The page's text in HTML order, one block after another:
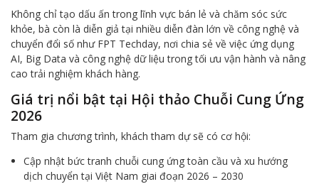
Không chỉ tạo dấu ấn trong lĩnh vực bán lẻ và chăm sóc sức
khỏe, bà còn là diễn giả tại nhiều diễn đàn lớn về công nghệ và
chuyển đổi số như FPT Techday, nơi chia sẻ về việc ứng dụng
AI, Big Data và công nghệ dữ liệu trong tối ưu vận hành và nâng
cao trải nghiệm khách hàng.
Giá trị nổi bật tại Hội thảo Chuỗi Cung Ứng
2026
Tham gia chương trình, khách tham dự sẽ có cơ hội:
Cập nhật bức tranh chuỗi cung ứng toàn cầu và xu hướng
dịch chuyển tại Việt Nam giai đoạn 2026 – 2030